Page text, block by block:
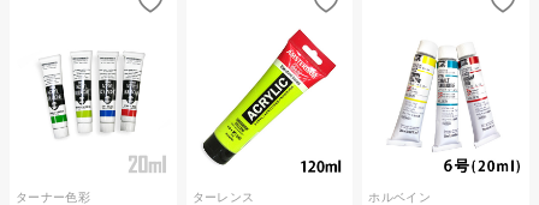
ターナー色彩
ターレンス
ホルベイン